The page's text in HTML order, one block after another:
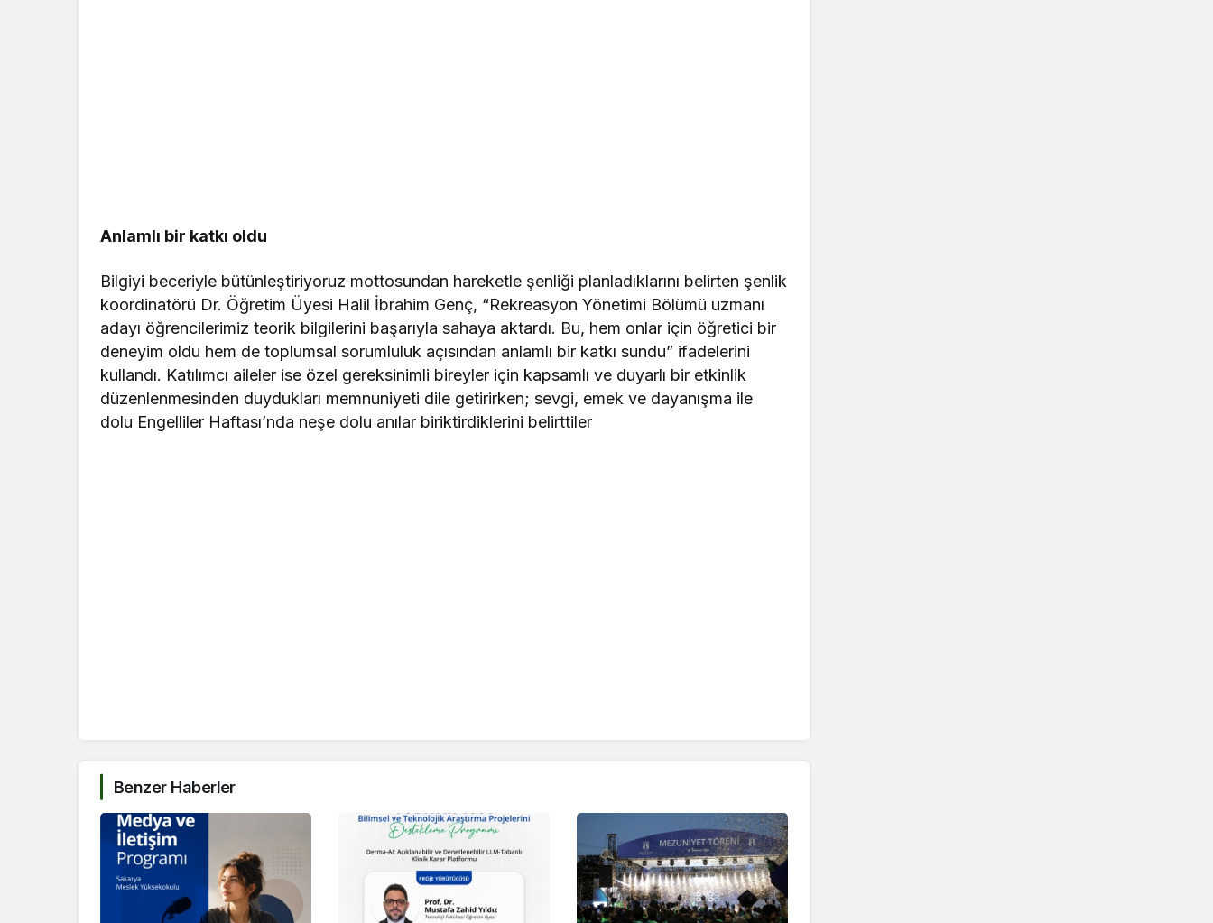
Anlamlı bir katkı oldu
Bilgiyi beceriyle bütünleştiriyoruz mottosundan hareketle şenliği planladıklarını belirten şenlik
koordinatörü Dr. Öğretim Üyesi Halil İbrahim Genç, “Rekreasyon Yönetimi Bölümü uzmanı
adayı öğrencilerimiz teorik bilgilerini başarıyla sahaya aktardı. Bu, hem onlar için öğretici bir
deneyim oldu hem de toplumsal sorumluluk açısından anlamlı bir katkı sundu” ifadelerini
kullandı. Katılımcı aileler ise özel gereksinimli bireyler için kapsamlı ve duyarlı bir etkinlik
düzenlenmesinden duydukları memnuniyeti dile getirirken; sevgi, emek ve dayanışma ile
dolu Engelliler Haftası’nda neşe dolu anılar biriktirdiklerini belirttiler
Benzer Haberler